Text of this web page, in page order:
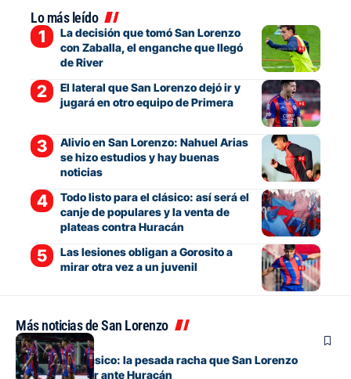
Lo más leído
La decisión que tomó San Lorenzo
con Zaballa, el enganche que llegó
de River
El lateral que San Lorenzo dejó ir y
jugará en otro equipo de Primera
Alivio en San Lorenzo: Nahuel Arias
se hizo estudios y hay buenas
noticias
Todo listo para el clásico: así será el
canje de populares y la venta de
plateas contra Huracán
Las lesiones obligan a Gorosito a
mirar otra vez a un juvenil
Más noticias de San Lorenzo
Fútbol
Otra vez un clásico: la pesada racha que San Lorenzo
intentará cortar ante Huracán